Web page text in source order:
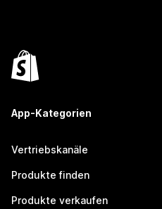
App-Kategorien
Vertriebskanäle
Produkte finden
Produkte verkaufen